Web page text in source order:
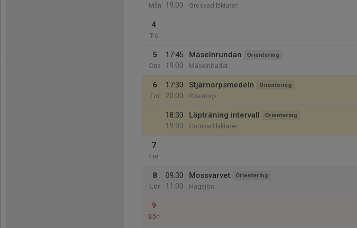
Mån
19:00
Grosvad läktaren
4
Tis
5
Ons
17:45
19:00
Mäselnrundan Orientering
Mäselnbadet
6
Tor
17:30
20:00
Stjärnorpsmedeln Orientering
Rökstorp
18:30
19:30
Löpträning intervall Orientering
Grosvad läktaren
7
Fre
8
Lör
09:30
11:00
Mossvarvet Orientering
Hagsjön
9
Sön